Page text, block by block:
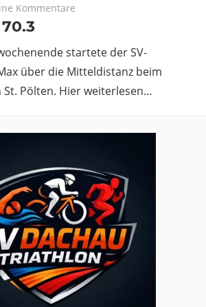
Kommentare
startete der SV-
über die Mitteldistanz beim
St. Pölten. Hier weiterlesen…